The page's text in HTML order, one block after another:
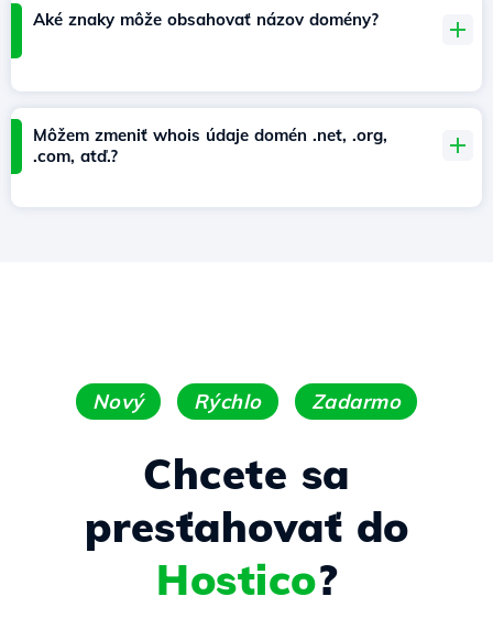
Aké znaky môže obsahovať názov domény?
Môžem zmeniť whois údaje domén .net, .org,
.com, atď.?
Nový Rýchlo Zadarmo
Chcete sa
presťahovať do
Hostico?